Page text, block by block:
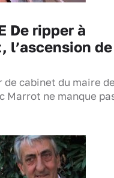
De ripper à
l’ascension de
de cabinet du maire
Marrot ne manque